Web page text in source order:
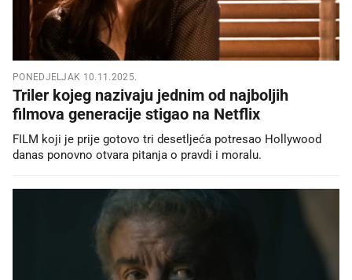
PONEDJELJAK 10.11.2025.
Triler kojeg nazivaju jednim od najboljih
filmova generacije stigao na Netflix
FILM koji je prije gotovo tri desetljeća potresao Hollywood
danas ponovno otvara pitanja o pravdi i moralu.